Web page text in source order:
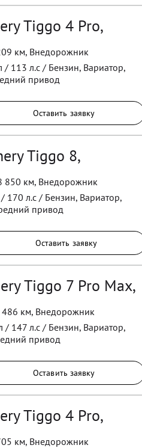
Tiggo 4 Pro,
км, Внедорожник
/ 113 л.с / Бензин, Вариатор,
привод
Оставить заявку
Tiggo 8,
850 км, Внедорожник
/ 170 л.с / Бензин, Вариатор,
привод
Оставить заявку
Tiggo 7 Pro Max,
км, Внедорожник
/ 147л.с / Бензин, Вариатор,
привод
Оставить заявку
Tiggo 4 Pro,
км, Внедорожник